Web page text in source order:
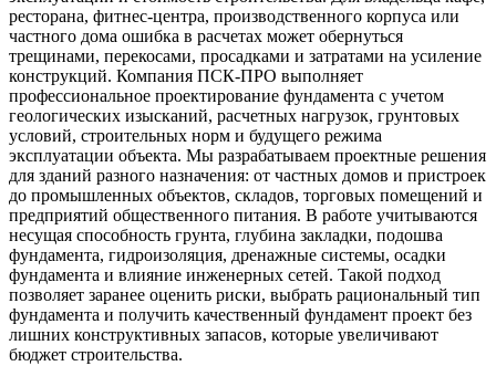
ресторана, фитнес-центра, производственного корпуса или
частного дома ошибка в расчетах может обернуться
трещинами, перекосами, просадками и затратами на усиление
конструкций. Компания ПСК-ПРО выполняет
профессиональное проектирование фундамента с учетом
геологических изысканий, расчетных нагрузок, грунтовых
условий, строительных норм и будущего режима
эксплуатации объекта. Мы разрабатываем проектные решения
для зданий разного назначения: от частных домов и пристроек
до промышленных объектов, складов, торговых помещений и
предприятий общественного питания. В работе учитываются
несущая способность грунта, глубина закладки, подошва
фундамента, гидроизоляция, дренажные системы, осадки
фундамента и влияние инженерных сетей. Такой подход
позволяет заранее оценить риски, выбрать рациональный тип
фундамента и получить качественный фундамент проект без
лишних конструктивных запасов, которые увеличивают
бюджет строительства.